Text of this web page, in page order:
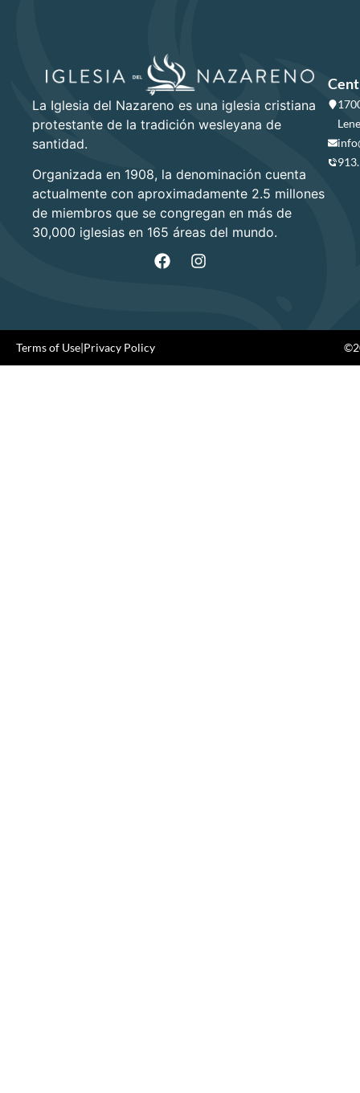
La Iglesia del Nazareno es una iglesia cristiana
protestante de la tradición wesleyana de
santidad.
Organizada en 1908, la denominación cuenta
actualmente con aproximadamente 2.5 millones
de miembros que se congregan en más de
30,000 iglesias en 165 áreas del mundo.
Terms of Use|Privacy Policy